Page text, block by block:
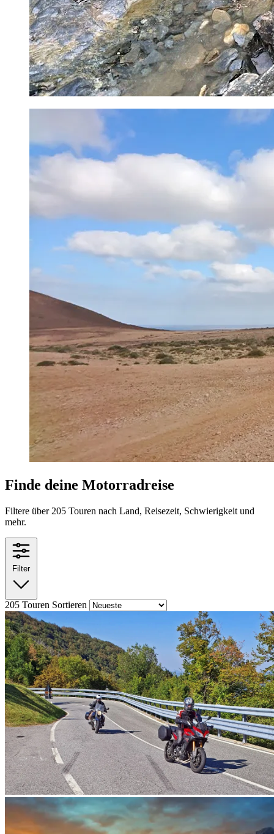
Finde deine Motorradreise
Filtere über 205 Touren nach Land, Reisezeit, Schwierigkeit und
mehr.
Filter
205 Touren Sortieren